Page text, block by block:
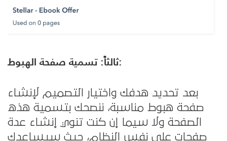
ثالثاً: تسمية صفحة الهبوط:
بعد تحديد هدفك واختيار التصميم لإنشاء
صفحة هبوط مناسبة، ننصحك بتسمية هذه
الصفحة ولا سيما إن كنت تنوي إنشاء عدة
صفحات على نفس النظام، حيث سيساعدك